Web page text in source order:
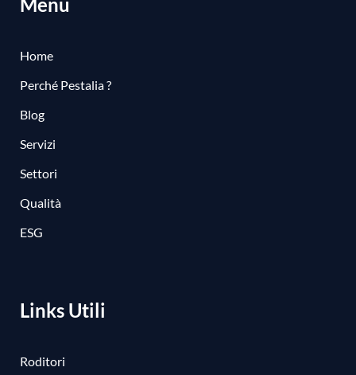
Menu
Home
Perché Pestalia ?
Blog
Servizi
Settori
Qualità
ESG
Links Utili
Roditori